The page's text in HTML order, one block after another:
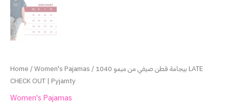
Home/Women's Pajamas/ بيجامة قطن صيفي من ميمو 1040 LATE
CHECK OUT | Pyjamty
Women's Pajamas